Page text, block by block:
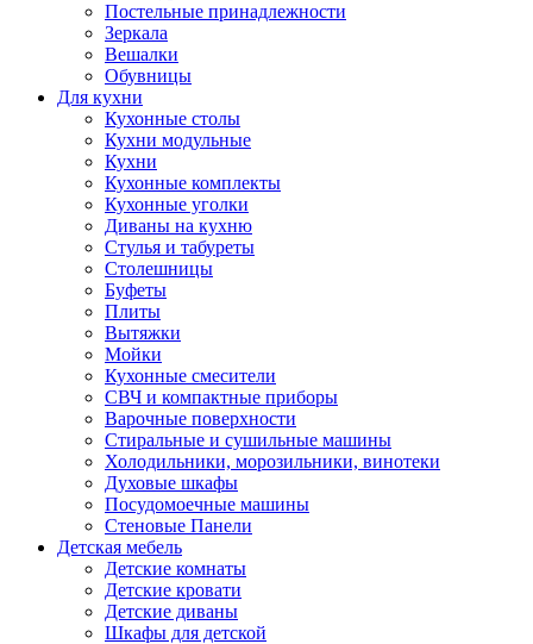
Постельные принадлежности
Зеркала
Вешалки
Обувницы
Для кухни
Кухонные столы
Кухни модульные
Кухни
Кухонные комплекты
Кухонные уголки
Диваны на кухню
Стулья и табуреты
Столешницы
Буфеты
Плиты
Вытяжки
Мойки
Кухонные смесители
СВЧ и компактные приборы
Варочные поверхности
Стиральные и сушильные машины
Холодильники, морозильники, винотеки
Духовые шкафы
Посудомоечные машины
Стеновые Панели
Детская мебель
Детские комнаты
Детские кровати
Детские диваны
Шкафы для детской